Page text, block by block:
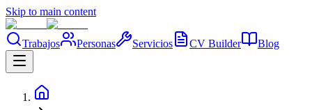
Skip to main content
Trabajos Personas Servicios CV Builder Blog